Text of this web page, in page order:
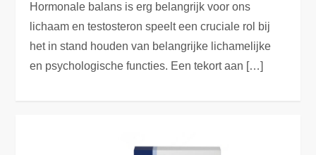
Hormonale balans is erg belangrijk voor ons
lichaam en testosteron speelt een cruciale rol bij
het in stand houden van belangrijke lichamelijke
en psychologische functies. Een tekort aan […]